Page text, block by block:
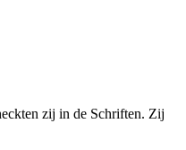
zij in de Schriften. Zij